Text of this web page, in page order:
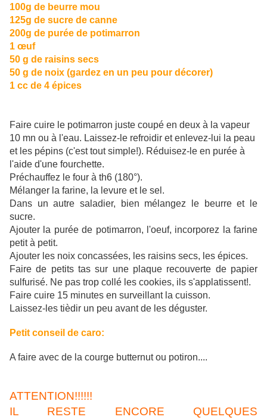
100g de beurre mou
125g de sucre de canne
200g de purée de potimarron
1 œuf
50 g de raisins secs
50 g de noix (gardez en un peu pour décorer)
1 cc de 4 épices
Faire cuire le potimarron juste coupé en deux à la vapeur
10 mn ou à l'eau. Laissez-le refroidir et enlevez-lui la peau
et les pépins (c'est tout simple!). Réduisez-le en purée à
l'aide d'une fourchette.
Préchauffez le four à th6 (180°).
Mélanger la farine, la levure et le sel.
Dans un autre saladier, bien mélangez le beurre et le
sucre.
Ajouter la purée de potimarron, l'oeuf, incorporez la farine
petit à petit.
Ajouter les noix concassées, les raisins secs, les épices.
Faire de petits tas sur une plaque recouverte de papier
sulfurisé. Ne pas trop collé les cookies, ils s'applatissent!.
Faire cuire 15 minutes en surveillant la cuisson.
Laissez-les tièdir un peu avant de les déguster.
Petit conseil de caro:
A faire avec de la courge butternut ou potiron....
ATTENTION!!!!!!
IL RESTE ENCORE QUELQUES